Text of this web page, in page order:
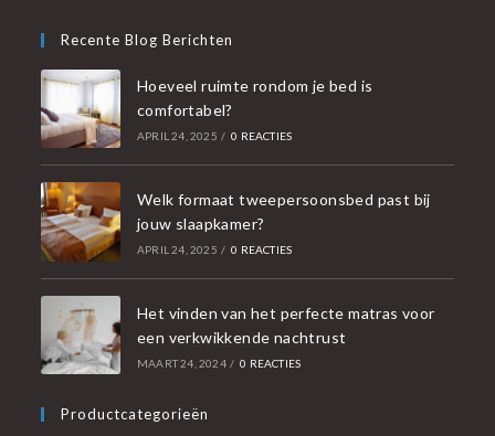
Recente Blog Berichten
Hoeveel ruimte rondom je bed is
comfortabel?
APRIL 24, 2025 / 0 REACTIES
Welk formaat tweepersoonsbed past bij
jouw slaapkamer?
APRIL 24, 2025 / 0 REACTIES
Het vinden van het perfecte matras voor
een verkwikkende nachtrust
MAART 24, 2024 / 0 REACTIES
Productcategorieën